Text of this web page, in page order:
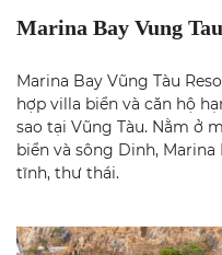
Marina Bay Vung
Marina Bay Vũng Tàu
hợp villa biển và căn hộ
sao tại Vũng Tàu. Nằm ở
biển và sông Dinh,
tĩnh, thư thái.